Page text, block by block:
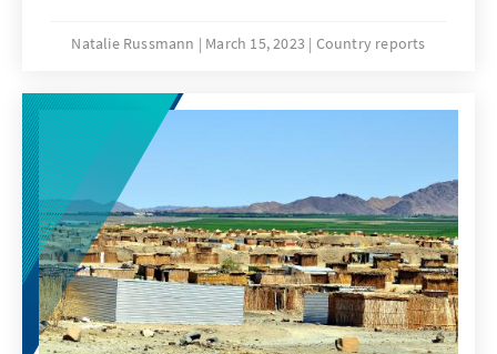
know-how are key to making this long-
Natalie Russmann March 15, 2023 Country reports